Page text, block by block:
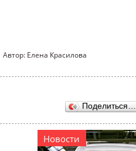
Автор: Елена Красилова
Поделиться…
Новости